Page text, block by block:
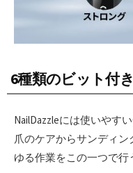
6種類のビット付き
NailDazzleには使いやす
爪のケアからサンディ
ゆる作業をこの一つで行